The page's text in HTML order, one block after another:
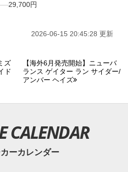
29,700円
2026-06-15 20:45:28 更新
ズ
ド
【海外6月発売開始】ニューバ
ランス ゲイター ラン サイダー/
アンバー ヘイズ
CALENDAR
ーカレンダー